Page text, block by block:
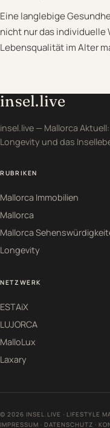
Eine langlebige
nicht nur das individuelle
Lebensqualität im Alter
insel.live
insel.live — Mallorca
Longevity und das
RUBRIKEN
Mallorca Immobilien
Mallorca
Mallorca
Longevity
NETZWERK
ESTAiX
LUJORCA
MalloLux
Laxary
© 2026 INSEL.LIVE · LIFESTYLE
IMPRESSUM · DATENSCHUTZ ·